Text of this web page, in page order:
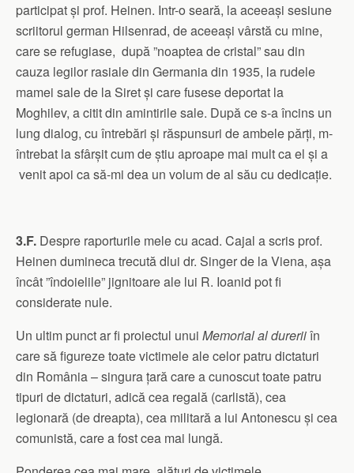
participat și prof. Heinen. Intr-o seară, la aceeași sesiune
scriitorul german Hilsenrad, de aceeași vârstă cu mine,
care se refugiase, după ”noaptea de cristal” sau din
cauza legilor rasiale din Germania din 1935, la rudele
mamei sale de la Siret și care fusese deportat la
Moghilev, a citit din amintirile sale. După ce s-a încins un
lung dialog, cu întrebări și răspunsuri de ambele părți, m-
întrebat la sfârșit cum de știu aproape mai mult ca el și a
venit apoi ca să-mi dea un volum de al său cu dedicație.
3.F. Despre raporturile mele cu acad. Cajal a scris prof.
Heinen dumineca trecută dlui dr. Singer de la Viena, așa
încât ”îndoielile” jignitoare ale lui R. Ioanid pot fi
considerate nule.
Un ultim punct ar fi proiectul unui Memorial al dureriiîn
care să figureze toate victimele ale celor patru dictaturi
din România – singura țară care a cunoscut toate patru
tipuri de dictaturi, adică cea regală (carlistă), cea
legionară (de dreapta), cea militară a lui Antonescu și cea
comunistă, care a fost cea mai lungă.